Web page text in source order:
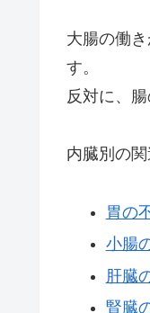
大腸の働
す。
反対に、
内臓別の関
胃の
小腸
肝臓
腎臓